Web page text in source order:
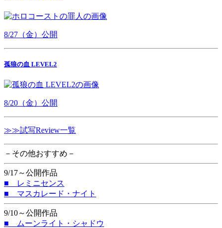
8/27（金）公開
孤狼の血 LEVEL2
8/20（金）公開
≫≫試写Review一覧
－その他おすすめ－
9/17～公開作品
■ レミニセンス
■ マスカレード・ナイト
9/10～公開作品
■ ムーンライト・シャドウ